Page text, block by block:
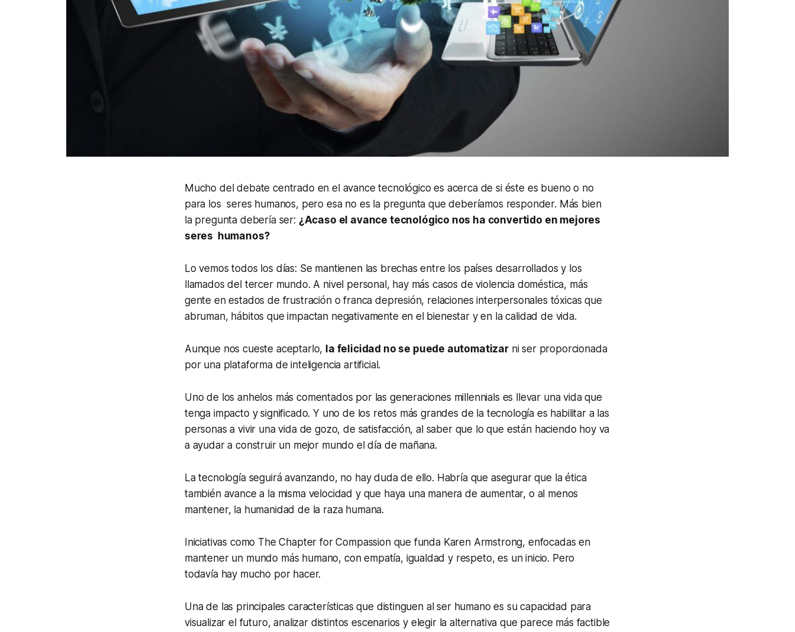
Mucho del debate centrado en el avance tecnológico es acerca de si éste es bueno o no
para los seres humanos, pero esa no es la pregunta que deberíamos responder. Más bien
la pregunta debería ser: ¿Acaso el avance tecnológico nos ha convertido en mejores
seres humanos?
Lo vemos todos los días: Se mantienen las brechas entre los países desarrollados y los
llamados del tercer mundo. A nivel personal, hay más casos de violencia doméstica, más
gente en estados de frustración o franca depresión, relaciones interpersonales tóxicas que
abruman, hábitos que impactan negativamente en el bienestar y en la calidad de vida.
Aunque nos cueste aceptarlo, la felicidad no se puede automatizarni ser proporcionada
por una plataforma de inteligencia artificial.
Uno de los anhelos más comentados por las generaciones millennials es llevar una vida que
tenga impacto y significado. Y uno de los retos más grandes de la tecnología es habilitar a las
personas a vivir una vida de gozo, de satisfacción, al saber que lo que están haciendo hoy va
a ayudar a construir un mejor mundo el día de mañana.
La tecnología seguirá avanzando, no hay duda de ello. Habría que asegurar que la ética
también avance a la misma velocidad y que haya una manera de aumentar, o al menos
mantener, la humanidad de la raza humana.
Iniciativas como The Chapter for Compassion que funda Karen Armstrong, enfocadas en
mantener un mundo más humano, con empatía, igualdad y respeto, es un inicio. Pero
todavía hay mucho por hacer.
Una de las principales características que distinguen al ser humano es su capacidad para
visualizar el futuro, analizar distintos escenarios y elegir la alternativa que parece más factible